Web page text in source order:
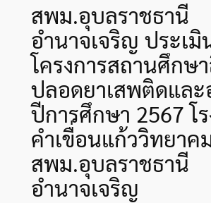
สพม.อุบลราชธานี
อำนาจเจริญ ประเมิ
โครงการสถานศึกษ
ปลอดยาเสพติดแล
ปีการศึกษา 2567 โ
คำเขื่อนแก้ววิทยาค
สพม.อุบลราชธานี
อำนาจเจริญ